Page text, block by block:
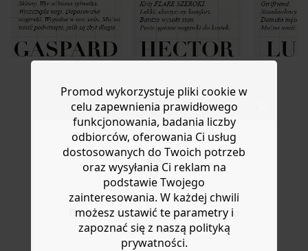
Do you want to be redirected to
www.promod.com ?
DOSTAWA DO PACZKOMATÓW
4 do 6 dni roboczych
DARMOWE ZWROTY
do 30 dni
Promod wykorzystuje pliki cookie w
celu zapewnienia prawidłowego
funkcjonowania, badania liczby
odbiorców, oferowania Ci usług
dostosowanych do Twoich potrzeb
oraz wysyłania Ci reklam na
podstawie Twojego
zainteresowania. W każdej chwili
możesz ustawić te parametry i
zapoznać się z naszą polityką
prywatności.